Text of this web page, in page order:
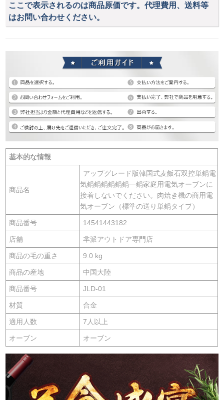
ここで表示されるのは商品原価です。代理費用、送料等
はお問い合わせください。
基本的な情報
商品名
アップグレード版韓国式麦飯石双控単鍋電
気鍋鍋鍋鍋鍋鍋一鍋家庭用電気オーブンに
接着しないでください。肉焼き機の商用電
気オーブン（標準の送り単鍋タイプ）
商品番号 14541443182
店舗 芈派アウトドア専門店
商品の毛の重さ 9.0 kg
商品の産地 中国大陸
商品番号 JLD-01
材質 合金
適用人数 7人以上
オーブン オーブン